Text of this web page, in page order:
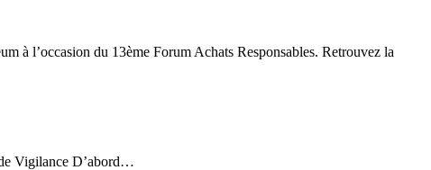
à l’occasion du 13ème Forum Achats Responsables. Retrouvez la
Vigilance D’abord…